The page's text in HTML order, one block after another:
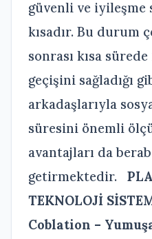
güvenli ve iyileşme
kısadır. Bu durum
sonrası kısa
geçişini sağladığı
arkadaşlarıyla
süresini önemli
avantajları da
getirmektedir.
TEKNOLOJİ
Coblation –